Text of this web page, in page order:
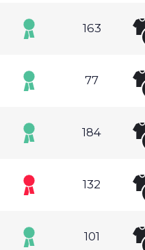
163
77
184
132
101